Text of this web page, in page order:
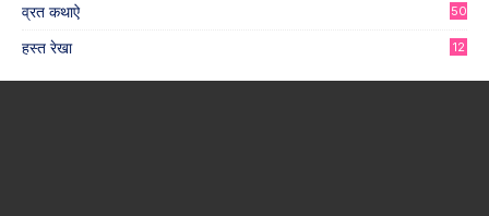
व्रत कथाऐ 50
हस्त रेखा 12